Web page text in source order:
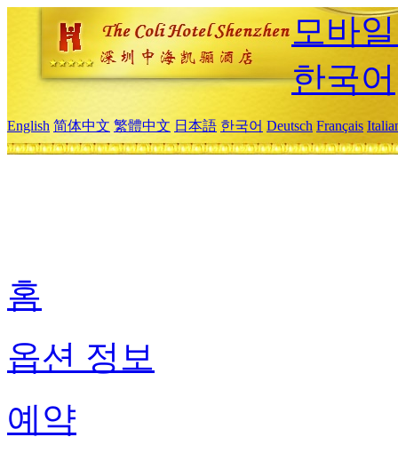
모바
한국어
English 简体中文 繁體中文 日本語 한국어 Deutsch Français
홈
옵션 정보
예약